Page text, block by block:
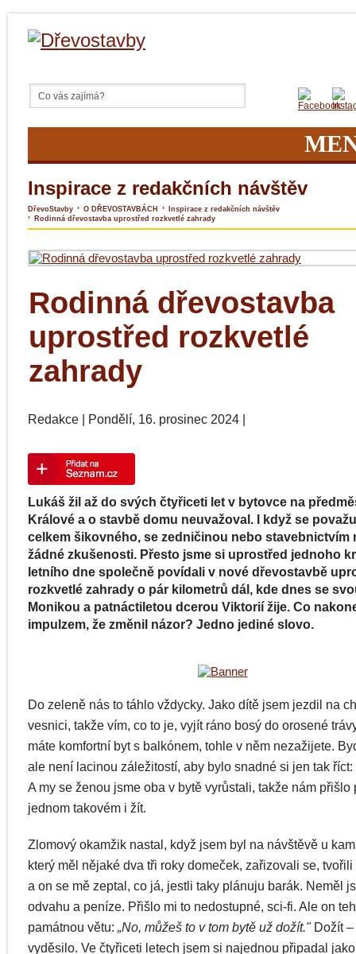
Inspirace z redakčních návštěv
DřevoStavby › O DŘEVOSTAVBÁCH ›
Inspirace z redakčních návštěv
›
Rodinná dřevostavba uprostřed rozkvetlé zahrady
Rodinná dřevostavba
uprostřed rozkvetlé
zahrady
Redakce | Pondělí, 16. prosinec 2024 |
Lukáš žil až do svých čtyřiceti let v bytovce na
Králové a o stavbě domu neuvažoval. I když se
celkem šikovného, se zedničinou nebo stavebnictvím
žádné zkušenosti. Přesto jsme si uprostřed jednoho
letního dne společně povídali v nové dřevostavbě
rozkvetlé zahrady o pár kilometrů dál, kde dnes se
Monikou a patnáctiletou dcerou Viktorií žije. Co
impulzem, že změnil názor? Jedno jediné slovo.
Do zeleně nás to táhlo vždycky. Jako dítě jsem jezdil na
vesnici, takže vím, co to je, vyjít ráno bosý do orosené
máte komfortní byt s balkónem, tohle v něm nezažijete.
ale není lacinou záležitostí, aby bylo snadné si jen tak říct:
A my se ženou jsme oba v bytě vyrůstali, takže nám přišlo
jednom takovém i žít.
Zlomový okamžik nastal, když jsem byl na návštěvě u
který měl nějaké dva tři roky domeček, zařizovali se, tvořili
a on se mě zeptal, co já, jestli taky plánuju barák. Neměl
odvahu a peníze. Přišlo mi to nedostupné, sci-fi. Ale on
památnou větu: „No, můžeš to v tom bytě už dožít."Dožít –
vyděsilo. Ve čtyřiceti letech jsem si najednou připadal